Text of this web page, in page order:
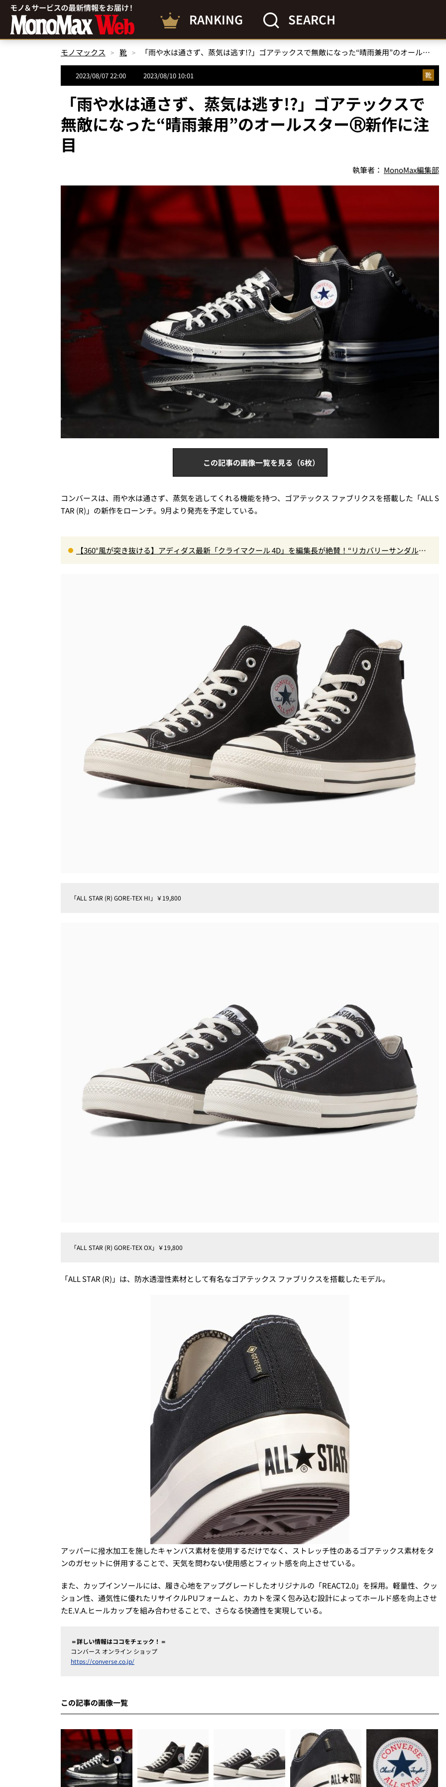
RANKING SEARCH
モノマックス 靴 「雨や水は通さず、蒸気は逃す!?」ゴアテックスで無敵になった“晴雨兼用”のオールスターⓇ新作に注目
2023/08/07 22:00 2023/08/10 10:01 靴
「雨や水は通さず、蒸気は逃す!?」ゴアテックスで
無敵になった“晴雨兼用”のオールスターⓇ新作に注
目
執筆者： MonoMax編集部
この記事の画像一覧を見る（6枚）
コンバースは、雨や水は通さず、蒸気を逃してくれる機能を持つ、ゴアテックス ファブリクスを搭載した「ALL S
TAR (R)」の新作をローンチ。9月より発売を予定している。
【360°風が突き抜ける】アディダス最新「クライマクール 4D」を編集長が絶賛！“リカバリーサンダル級
「ALL STAR (R) GORE-TEX HI」￥19,800
「ALL STAR (R) GORE-TEX OX」￥19,800
「ALL STAR (R)」は、防水透湿性素材として有名なゴアテックス ファブリクスを搭載したモデル。
アッパーに撥水加工を施したキャンバス素材を使用するだけでなく、ストレッチ性のあるゴアテックス素材をタ
ンのガセットに併用することで、天気を問わない使用感とフィット感を向上させている。
また、カップインソールには、履き心地をアップグレードしたオリジナルの「REACT2.0」を採用。軽量性、クッ
ション性、通気性に優れたリサイクルPUフォームと、カカトを深く包み込む設計によってホールド感を向上させ
たE.V.A.ヒールカップを組み合わせることで、さらなる快適性を実現している。
＝詳しい情報はココをチェック！＝
コンバース オンライン ショップ
https://converse.co.jp/
この記事の画像一覧